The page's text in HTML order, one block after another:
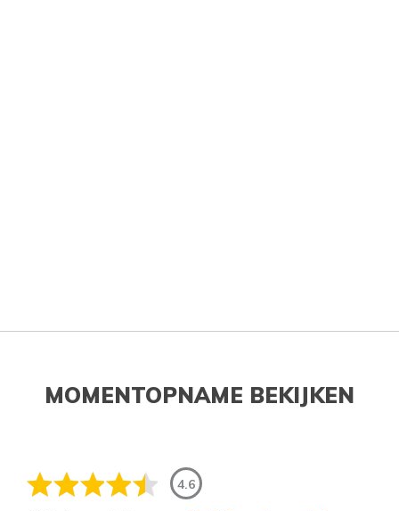
MOMENTOPNAME BEKIJKEN
4.6